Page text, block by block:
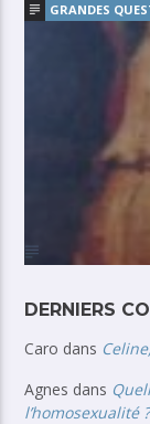
GRANDES
DERNIERS
Caro dans
Agnes dans
l’homosexualité ?